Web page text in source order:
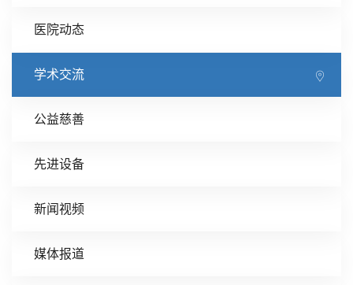
医院动态
学术交流
公益慈善
先进设备
新闻视频
媒体报道